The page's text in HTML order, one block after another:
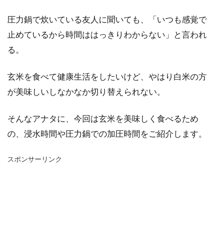
圧力鍋で炊いている友人に聞いても、「いつも感覚で
止めているから時間ははっきりわからない」と言われ
る。
玄米を食べて健康生活をしたいけど、やはり白米の方
が美味しいしなかなか切り替えられない。
そんなアナタに、今回は玄米を美味しく食べるため
の、浸水時間や圧力鍋での加圧時間をご紹介します。
スポンサーリンク